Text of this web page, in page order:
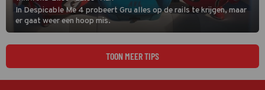
In Despicable Me 4 probeert Gru alles op de rails te krijgen, maar
er gaat weer een hoop mis.
TOON MEER TIPS